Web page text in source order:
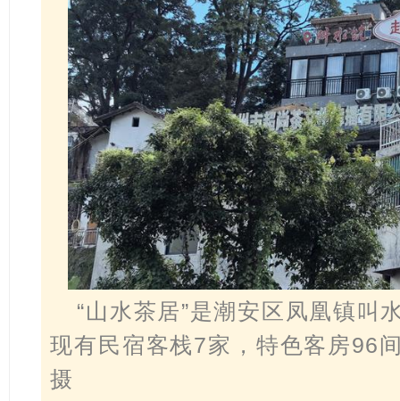
“山水茶居”是潮安区凤凰镇叫
现有民宿客栈7家，特色客房96
摄